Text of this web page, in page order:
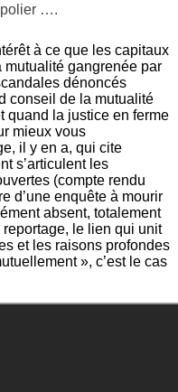
….
à ce que les capitaux
gangrenée par
dénoncés
conseil de la mutualité
quand la justice en ferme
mieux vous
il y en a, qui cite
s’articulent les
(compte rendu
d’une enquête à mourir
absent, totalement
le lien qui unit
et les raisons profondes
», c’est le cas